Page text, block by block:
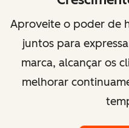
Aproveite o poder de
juntos para
marca, alcançar os
melhorar